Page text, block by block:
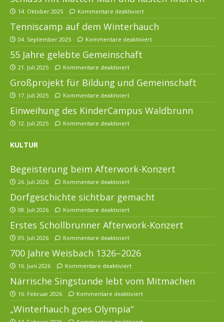
14. Oktober 2025 Kommentare deaktiviert
Tenniscamp auf dem Winterhauch
04. September 2025 Kommentare deaktiviert
55 Jahre gelebte Gemeinschaft
21. Juli 2025 Kommentare deaktiviert
Großprojekt für Bildung und Gemeinschaft
17. Juli 2025 Kommentare deaktiviert
Einweihung des KinderCampus Waldbrunn
12. Juli 2025 Kommentare deaktiviert
KULTUR
Begeisterung beim Afterwork-Konzert
26. Juli 2026 Kommentare deaktiviert
Dorfgeschichte sichtbar gemacht
08. Juli 2026 Kommentare deaktiviert
Erstes Schollbrunner Afterwork-Konzert
05. Juli 2026 Kommentare deaktiviert
700 Jahre Weisbach 1326–2026
16. Juni 2026 Kommentare deaktiviert
Närrische Singstunde lebt vom Mitmachen
16. Februar 2026 Kommentare deaktiviert
„Winterhauch goes Olympia“